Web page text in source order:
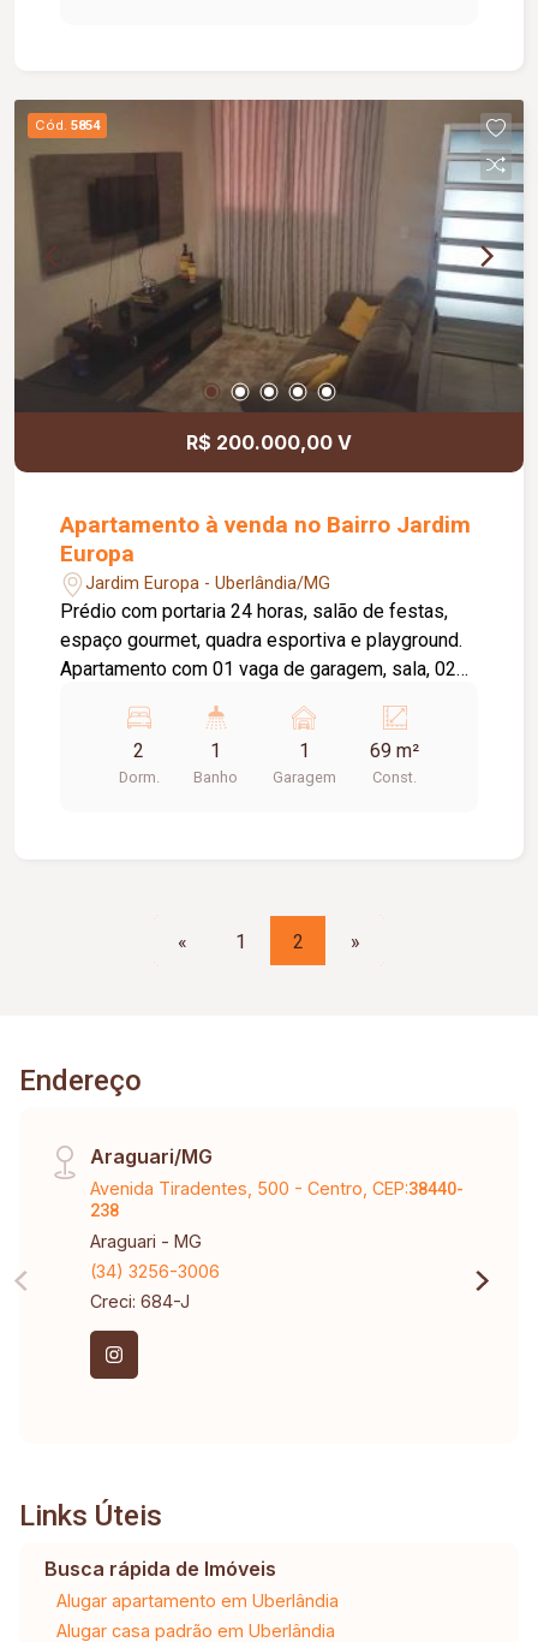
Cód. 5854
R$ 200.000,00 V
Apartamento à venda no Bairro Jardim
Europa
Jardim Europa - Uberlândia/MG
Prédio com portaria 24 horas, salão de festas,
espaço gourmet, quadra esportiva e playground.
Apartamento com 01 vaga de garagem, sala, 02
lavanderia. Piso em cerâmica.
2
Dorm.
1
Banho
1
Garagem
69 m²
Const.
« 1 2 »
Endereço
Araguari/MG
Avenida Tiradentes, 500 - Centro, CEP:38440-
238
Araguari - MG
(34) 3256-3006
Creci: 684-J
Links Úteis
Busca rápida de Imóveis
Alugar apartamento em Uberlândia
Alugar casa padrão em Uberlândia